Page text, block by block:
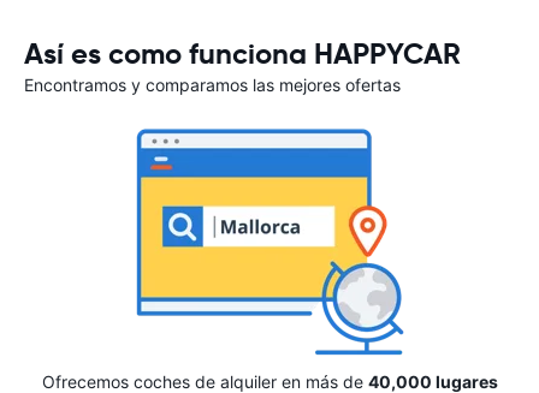
Así es como funciona HAPPYCAR
Encontramos y comparamos las mejores ofertas
Ofrecemos coches de alquiler en más de 40,000 lugares